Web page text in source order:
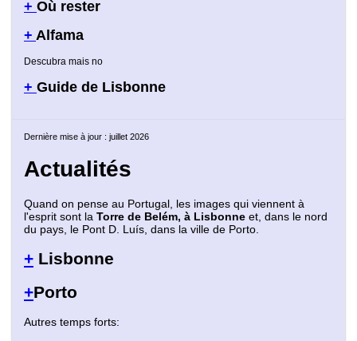
+ Où rester
+ Alfama
Descubra mais no
+ Guide de Lisbonne
Dernière mise à jour : juillet 2026
Actualités
Quand on pense au Portugal, les images qui viennent à
l'esprit sont la Torre de Belém, à Lisbonne et, dans le nord
du pays, le Pont D. Luís, dans la ville de Porto.
+ Lisbonne
+Porto
Autres temps forts: